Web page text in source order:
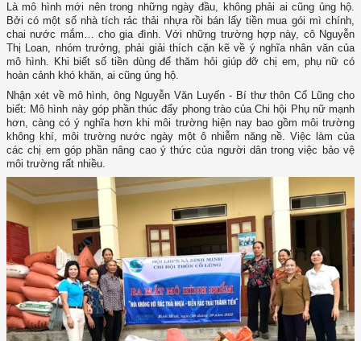
Là mô hình mới nên trong những ngày đầu, không phải ai cũng ủng hộ.
Bởi có một số nhà tích rác thải nhựa rồi bán lấy tiền mua gói mì chính,
chai nước mắm… cho gia đình. Với những trường hợp này, cô Nguyễn
Thị Loan, nhóm trưởng, phải giải thích cặn kẽ về ý nghĩa nhân văn của
mô hình. Khi biết số tiền dùng để thăm hỏi giúp đỡ chị em, phụ nữ có
hoàn cảnh khó khăn, ai cũng ủng hộ.
Nhận xét về mô hình, ông Nguyễn Văn Luyến - Bí thư thôn Cổ Lũng cho
biết: Mô hình này góp phần thúc đẩy phong trào của Chi hội Phụ nữ mạnh
hơn, càng có ý nghĩa hơn khi môi trường hiện nay bao gồm môi trường
không khí, môi trường nước ngày một ô nhiễm năng nề. Việc làm của
các chị em góp phần nâng cao ý thức của người dân trong việc bảo vệ
môi trường rất nhiều.